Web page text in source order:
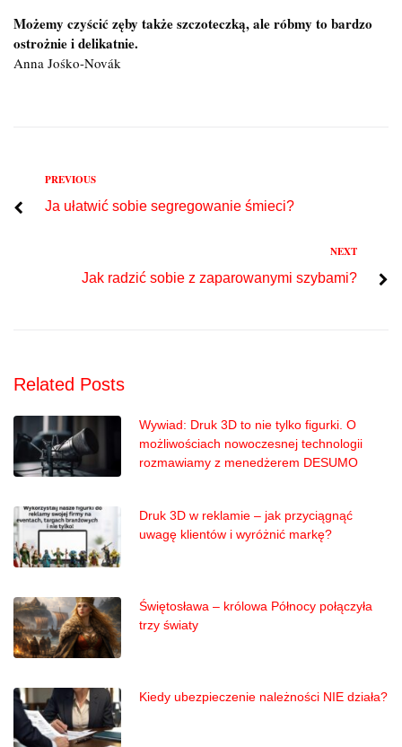
Możemy czyścić zęby także szczoteczką, ale róbmy to bardzo
ostrożnie i delikatnie.
Anna Jośko-Novák
Nawigacja
wpisu
Previous
PREVIOUS
Ja ułatwić sobie segregowanie śmieci?
NEXT
Jak radzić sobie z zaparowanymi szybami?
Related Posts
Wywiad: Druk 3D to nie tylko figurki. O
możliwościach nowoczesnej technologii
rozmawiamy z menedżerem DESUMO
Druk 3D w reklamie – jak przyciągnąć
uwagę klientów i wyróżnić markę?
Świętosława – królowa Północy połączyła
trzy światy
Kiedy ubezpieczenie należności NIE działa?